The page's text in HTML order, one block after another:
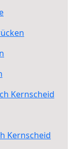
Kernscheid
Kernscheid